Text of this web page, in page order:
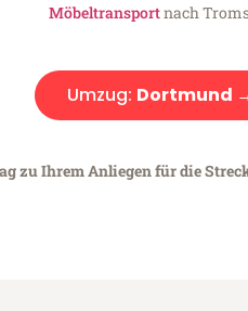
Möbeltransportnach
Umzug: Dortmund
zu Ihrem Anliegen für die